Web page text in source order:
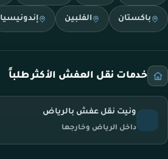
باكستان الفلبين إندونيسيا
خدمات نقل العفش الأكثر طلباً
ونيت نقل عفش بالرياض
داخل الرياض وخارجها